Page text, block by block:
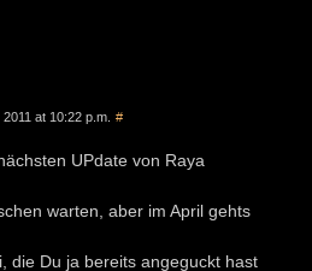
at 10:22 p.m. #
UPdate von Raya
warten, aber im April gehts
die Du ja bereits angeguckt hast